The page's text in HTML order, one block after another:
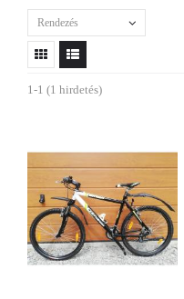
Rendezés
1-1 (1 hirdetés)